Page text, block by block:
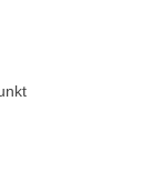
- 17:00 Uhr)